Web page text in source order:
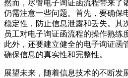
然而，尽管电子询证函流程带来了
仍需注意一些问题。首先，要确保
稳定性，防止信息泄露和丢失。其
员工对电子询证函流程的操作熟练
此外，还要建立健全的电子询证函
确保信息的真实性和完整性。
展望未来，随着信息技术的不断发